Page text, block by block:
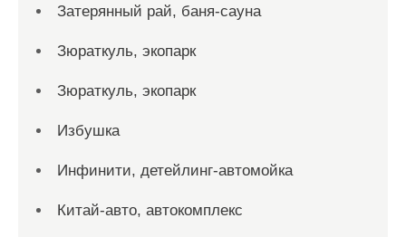
Затерянный рай, баня-сауна
Зюраткуль, экопарк
Зюраткуль, экопарк
Избушка
Инфинити, детейлинг-автомойка
Китай-авто, автокомплекс